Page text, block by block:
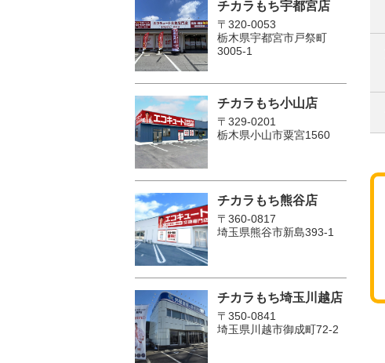
チカラもち宇都宮店
〒320-0053
栃木県宇都宮市戸祭町
3005-1
チカラもち小山店
〒329-0201
栃木県小山市粟宮1560
チカラもち熊谷店
〒360-0817
埼玉県熊谷市新島393-1
チカラもち埼玉川越店
〒350-0841
埼玉県川越市御成町72-2